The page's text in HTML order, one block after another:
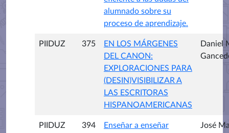
alumnado sobre su
proceso de aprendizaje.
PIIDUZ 375
EN LOS MÁRGENES
DEL CANON:
EXPLORACIONES PARA
(DESIN)VISIBILIZAR A
LAS ESCRITORAS
HISPANOAMERICANAS
Daniel
PIIDUZ 394
Enseñar a enseñar
José